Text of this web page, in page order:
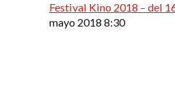
Festival Kino 2018 – del
mayo 2018 8:30